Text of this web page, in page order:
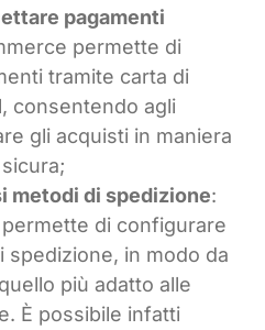
pagamenti
permette di
tramite carta di
consentendo agli
gli acquisti in maniera
metodi di spedizione:
di configurare
spedizione, in modo da
più adatto alle
È possibile infatti